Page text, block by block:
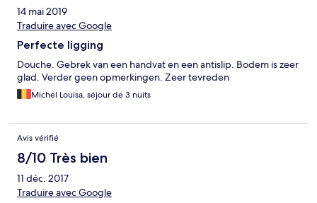
14 mai 2019
Traduire avec Google
Perfecte ligging
Douche. Gebrek van een handvat en een antislip. Bodem is zeer
glad. Verder geen opmerkingen. Zeer tevreden
Michel Louisa, séjour de 3 nuits
Avis vérifié
8/10 Très bien
11 déc. 2017
Traduire avec Google